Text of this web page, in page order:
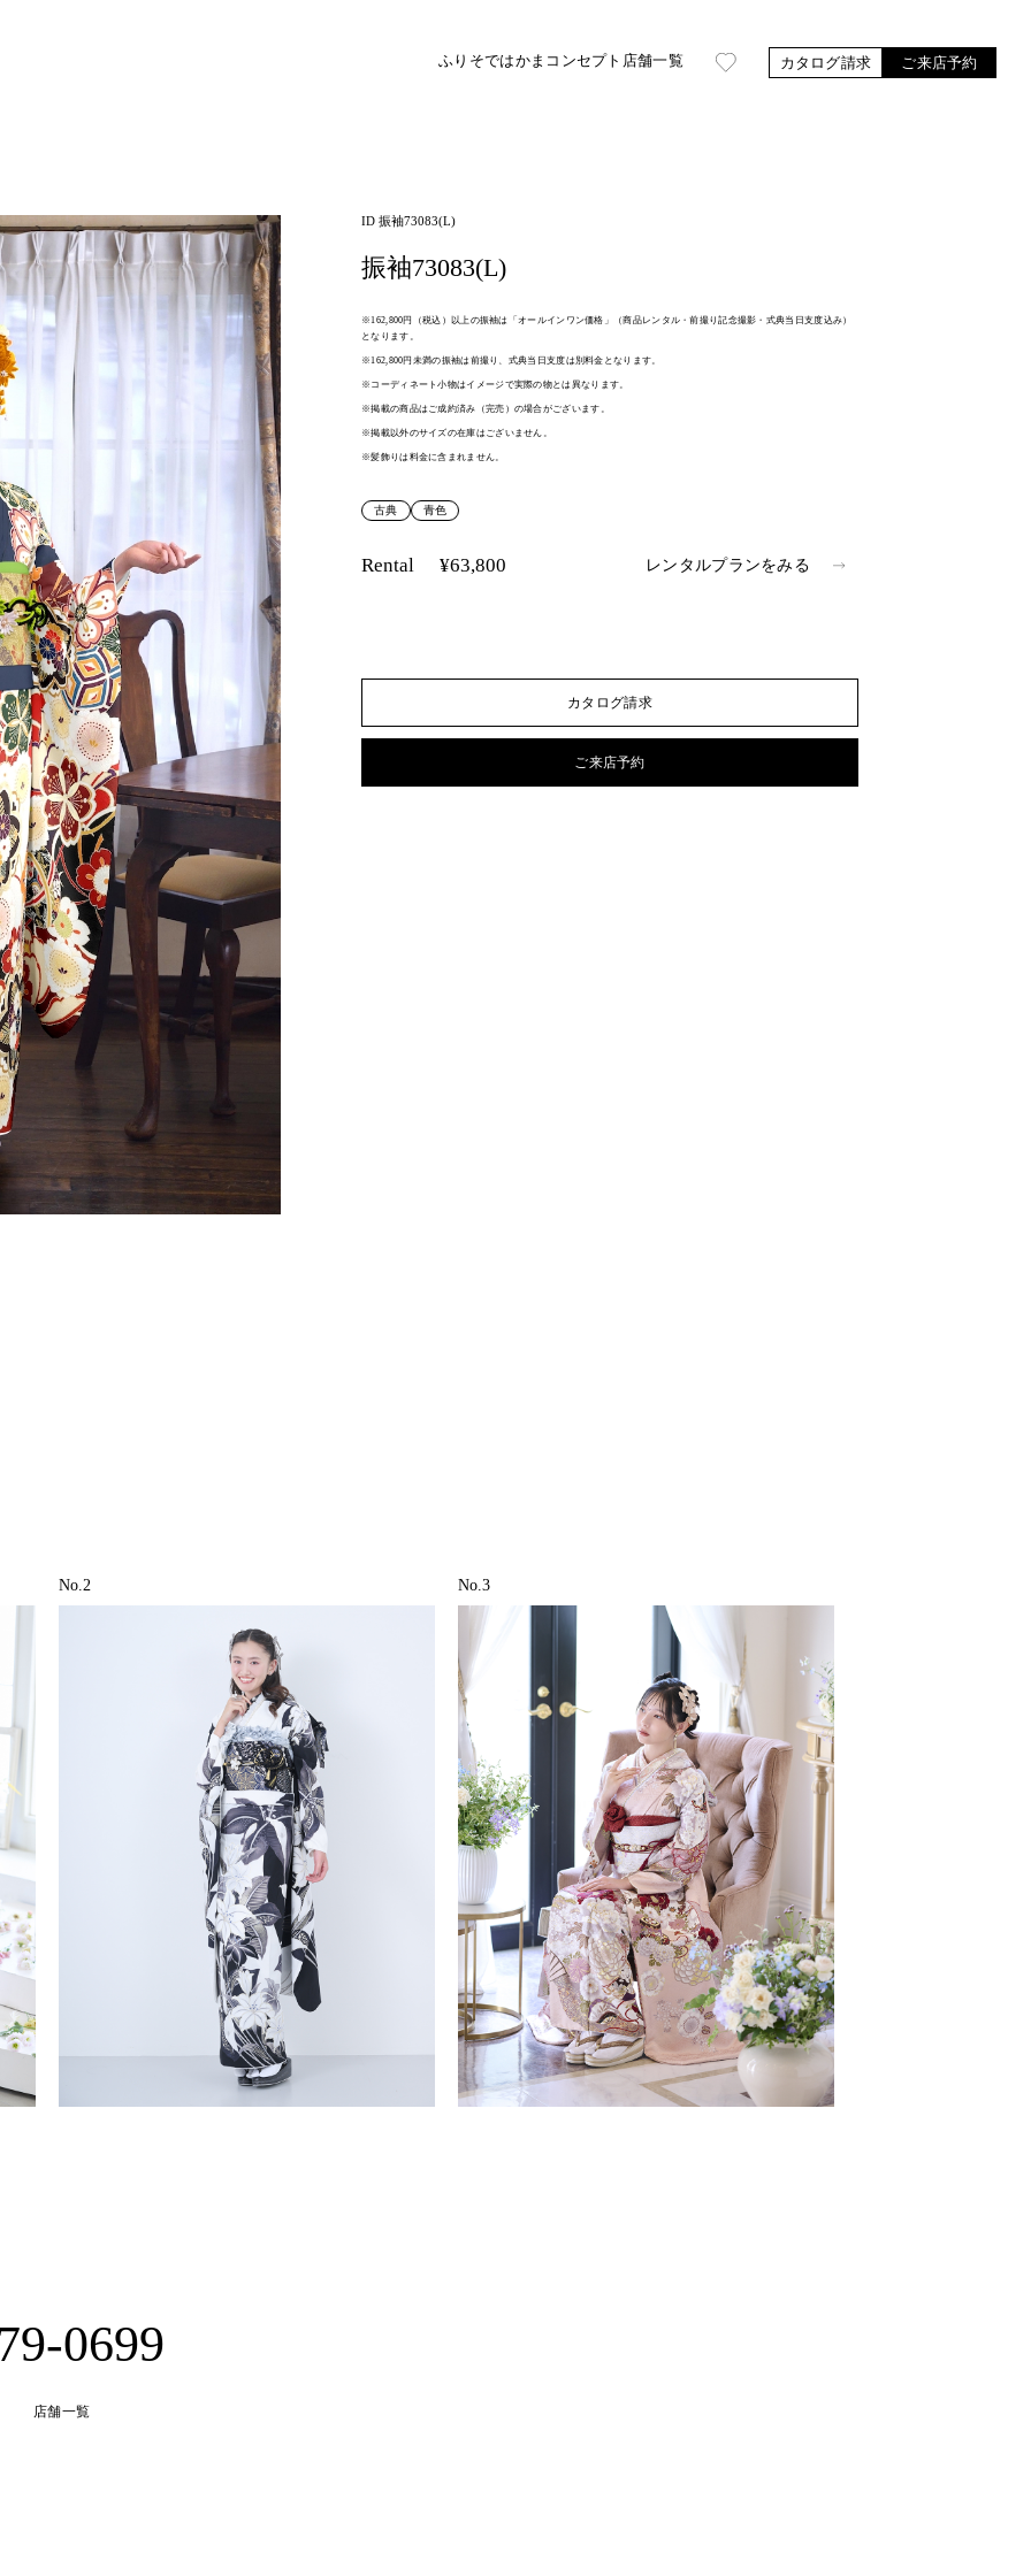
カタログ請求 ご来店予約
ふりそではかま コンセプト 店舗一覧
ID 振袖73083(L)
振袖73083(L)
※162,800円（税込）以上の振袖は「オールインワン価格」（商品レンタル・前撮り記念撮影・式典当日支度込み）
となります。
※162,800円未満の振袖は前撮り、式典当日支度は別料金となります。
※コーディネート小物はイメージで実際の物とは異なります。
※掲載の商品はご成約済み（完売）の場合がございます。
※掲載以外のサイズの在庫はございません。
※髪飾りは料金に含まれません。
古典 青色
Rental ¥63,800 レンタルプランをみる
カタログ請求
ご来店予約
No.2 No.3
0699
店舗一覧